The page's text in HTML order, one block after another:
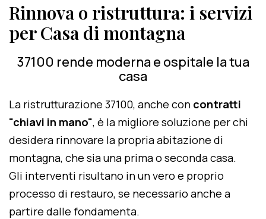
Rinnova o ristruttura: i servizi
per Casa di montagna
37100 rende moderna e ospitale la tua
casa
La ristrutturazione 37100, anche con contratti
"chiavi in mano", è la migliore soluzione per chi
desidera rinnovare la propria abitazione di
montagna, che sia una prima o seconda casa.
Gli interventi risultano in un vero e proprio
processo di restauro, se necessario anche a
partire dalle fondamenta.